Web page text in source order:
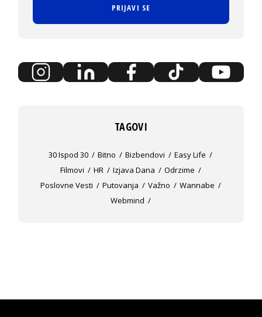
PRIJAVI SE
TAGOVI
30 Ispod 30 Bitno Bizbendovi
Easy Life
Filmovi
HR Izjava Dana
Odrzime
Poslovne Vesti
Putovanja Važno
Wannabe
Webmind